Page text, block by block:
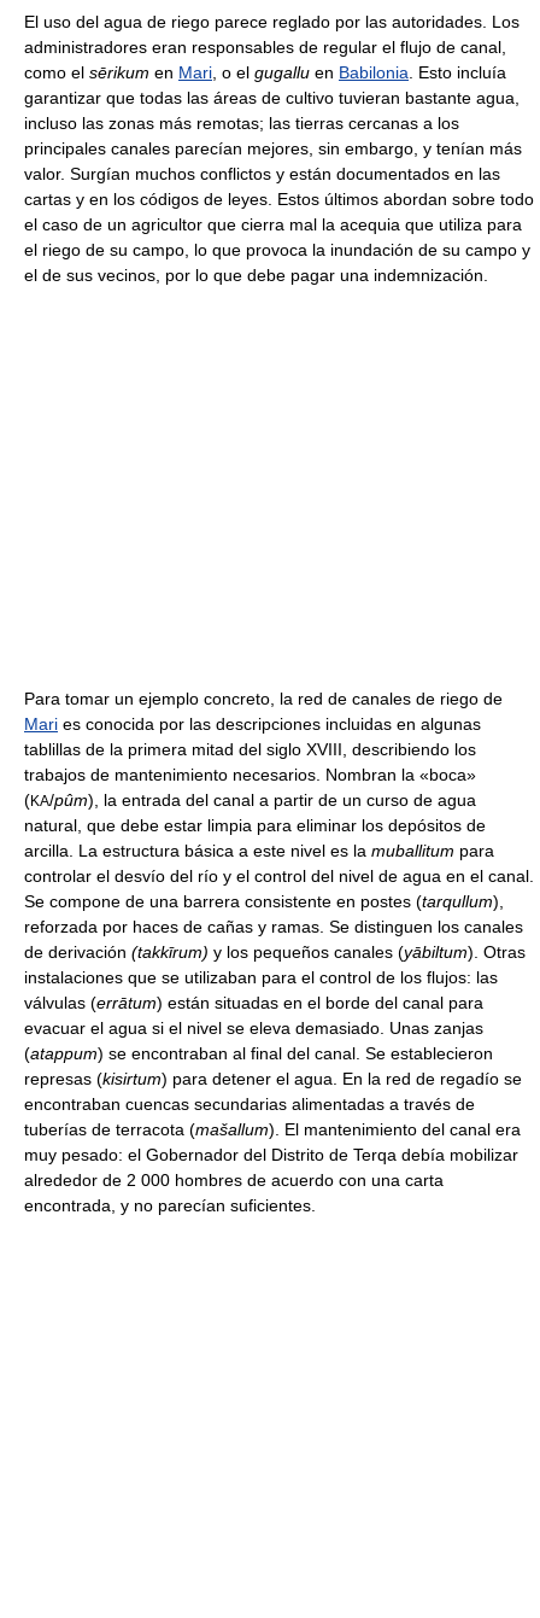
El uso del agua de riego parece reglado por las autoridades. Los
administradores eran responsables de regular el flujo de canal,
como el sērikum en Mari, o el gugallu en Babilonia. Esto incluía
garantizar que todas las áreas de cultivo tuvieran bastante agua,
incluso las zonas más remotas; las tierras cercanas a los
principales canales parecían mejores, sin embargo, y tenían más
valor. Surgían muchos conflictos y están documentados en las
cartas y en los códigos de leyes. Estos últimos abordan sobre todo
el caso de un agricultor que cierra mal la acequia que utiliza para
el riego de su campo, lo que provoca la inundación de su campo y
el de sus vecinos, por lo que debe pagar una indemnización.
Para tomar un ejemplo concreto, la red de canales de riego de
Mari es conocida por las descripciones incluidas en algunas
tablillas de la primera mitad del siglo XVIII, describiendo los
trabajos de mantenimiento necesarios. Nombran la «boca»
(KA/pûm), la entrada del canal a partir de un curso de agua
natural, que debe estar limpia para eliminar los depósitos de
arcilla. La estructura básica a este nivel es la muballitum para
controlar el desvío del río y el control del nivel de agua en el canal.
Se compone de una barrera consistente en postes (tarqullum),
reforzada por haces de cañas y ramas. Se distinguen los canales
de derivación (takkīrum) y los pequeños canales (yābiltum). Otras
instalaciones que se utilizaban para el control de los flujos: las
válvulas (errātum) están situadas en el borde del canal para
evacuar el agua si el nivel se eleva demasiado. Unas zanjas
(atappum) se encontraban al final del canal. Se establecieron
represas (kisirtum) para detener el agua. En la red de regadío se
encontraban cuencas secundarias alimentadas a través de
tuberías de terracota (mašallum). El mantenimiento del canal era
muy pesado: el Gobernador del Distrito de Terqa debía mobilizar
alrededor de 2 000 hombres de acuerdo con una carta
encontrada, y no parecían suficientes.